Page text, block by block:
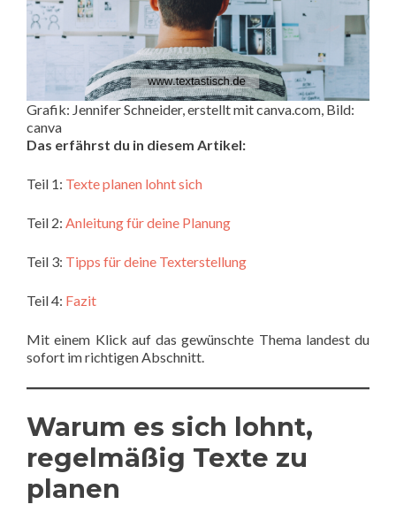
Grafik: Jennifer Schneider, erstellt mit canva.com, Bild:
canva
Das erfährst du in diesem Artikel:
Teil 1: Texte planen lohnt sich
Teil 2: Anleitung für deine Planung
Teil 3: Tipps für deine Texterstellung
Teil 4: Fazit
Mit einem Klick auf das gewünschte Thema landest du
sofort im richtigen Abschnitt.
Warum es sich lohnt,
regelmäßig Texte zu
planen